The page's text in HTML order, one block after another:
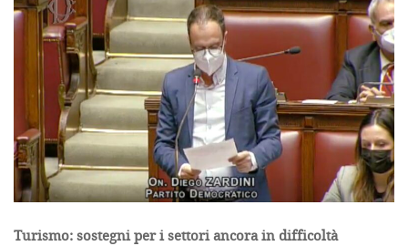
Turismo: sostegni per i settori ancora in difficoltà